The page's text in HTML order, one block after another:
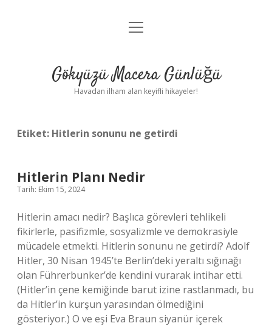
Anasayfa
Yasal Uyarı
menüyü
Gökyüzü Macera Günlüğü
Havadan ilham alan keyifli hikayeler!
Etiket: Hitlerin sonunu ne getirdi
Hitlerin Planı Nedir
Tarih: Ekim 15, 2024
Hitlerin amacı nedir? Başlıca görevleri tehlikeli
fikirlerle, pasifizmle, sosyalizmle ve demokrasiyle
mücadele etmekti. Hitlerin sonunu ne getirdi? Adolf
Hitler, 30 Nisan 1945’te Berlin’deki yeraltı sığınağı
olan Führerbunker’de kendini vurarak intihar etti.
(Hitler’in çene kemiğinde barut izine rastlanmadı, bu
da Hitler’in kurşun yarasından ölmediğini
gösteriyor.) O ve eşi Eva Braun siyanür içerek